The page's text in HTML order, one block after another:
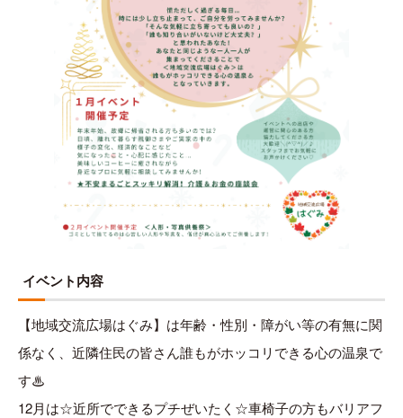
イベント内容
【地域交流広場はぐみ】は年齢・性別・障がい等の有無に関
係なく、近隣住民の皆さん誰もがホッコリできる心の温泉で
す♨
12月は☆近所でできるプチぜいたく☆車椅子の方もバリアフ